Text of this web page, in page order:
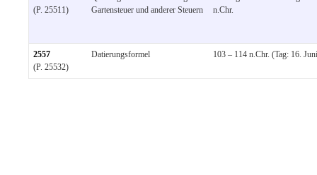
(P. 25511)
Gartensteuer und anderer Steuern
n.Chr.
2557
(P. 25532)
Datierungsformel 103 – 114 n.Chr. (Tag: 16.